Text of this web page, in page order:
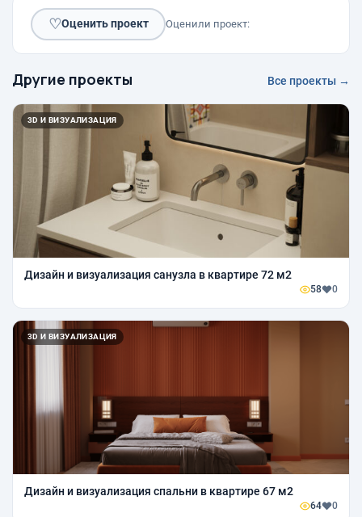
♡Оценить проект Оценили проект:
Другие проекты Все проекты →
3D И ВИЗУАЛИЗАЦИЯ
Дизайн и визуализация санузла в квартире 72 м2
58 0
3D И ВИЗУАЛИЗАЦИЯ
Дизайн и визуализация спальни в квартире 67 м2
64 0